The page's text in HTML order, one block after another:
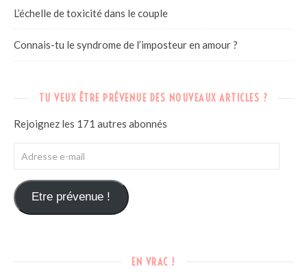
L’échelle de toxicité dans le couple
Connais-tu le syndrome de l’imposteur en amour ?
TU VEUX ÊTRE PRÉVENUE DES NOUVEAUX ARTICLES ?
Rejoignez les 171 autres abonnés
Etre prévenue !
EN VRAC !